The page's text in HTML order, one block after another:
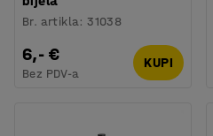
Br. artikla:31038
6,- €
Bez PDV-a
KUPI